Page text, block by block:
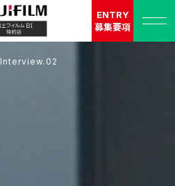
ENTRY
募集要項
Interview.02